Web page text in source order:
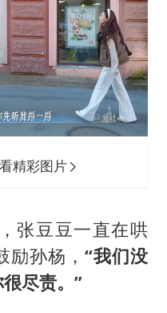
精彩图片
张豆豆一直在哄
励孙杨，“我们没
尽责。”